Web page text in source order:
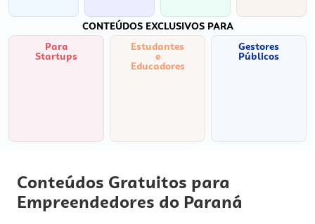
CONTEÚDOS EXCLUSIVOS PARA
Para
Startups
Estudantes
e
Educadores
Gestores
Públicos
Conteúdos Gratuitos para
Empreendedores do Paraná